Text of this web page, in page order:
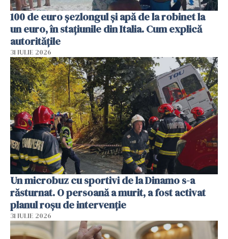
100 de euro șezlongul și apă de la robinet la
un euro, în stațiunile din Italia. Cum explică
autoritățile
31 IULIE 2026
Un microbuz cu sportivi de la Dinamo s-a
răsturnat. O persoană a murit, a fost activat
planul roșu de intervenție
31 IULIE 2026